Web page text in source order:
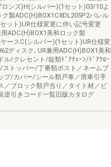
ンズ)H(シルバー)(1セット)03/10よ
製ADC(H)BOX1C8DL205P2パレル
ット)UR仕様変更に伴い記号変更
ADC(H)BOX1美和ロック製
ースC(シルバー)(1セット)UR仕様変
ディスク､UR兼用ADC(H)BOX1美和
ル/クレセント/錠類ﾄﾞｱﾁｪｰﾝ/ﾄﾞｱｸﾛｰ
トッパー/丁番類ポスト／ネームプ
プ/カバー/シール類戸車／滑車引手
／ブロック類戸当り／タイト材／ビ
逆引きコード一覧旧版カタログ